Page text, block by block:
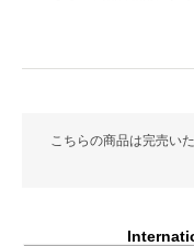
こちらの商品は完売い